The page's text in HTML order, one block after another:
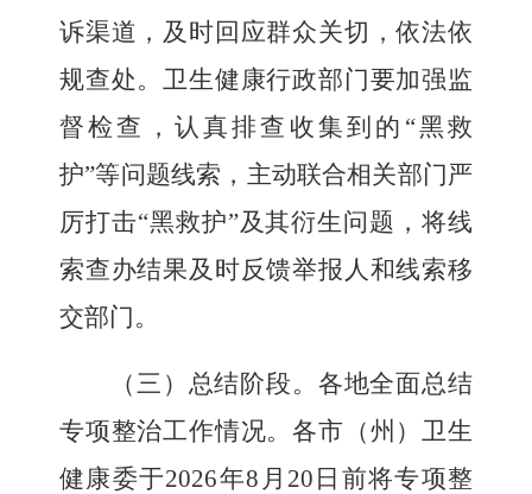
诉渠道，及时回应群众关切，依法依
规查处。卫生健康行政部门要加强监
督检查，认真排查收集到的 “黑救
护”等问题线索，主动联合相关部门严
厉打击“黑救护”及其衍生问题，将线
索查办结果及时反馈举报人和线索移
交部门。
（三）总结阶段。 各地全面总结
专项整治工作情况。各市（州）卫生
健康委于2026年8 月 20 日前将专项整